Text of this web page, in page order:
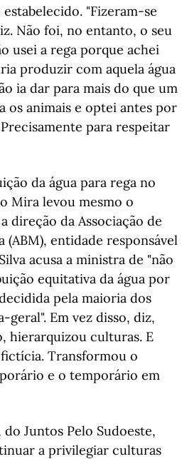
"Fizeram-se
Não foi, no entanto, o seu
usei a rega porque achei
produzir com aquela água
ia dar para mais do que um
os animais e optei antes por
para respeitar
da água para rega no
Mira levou mesmo o
direção da Associação de
(ABM), entidade responsável
acusa a ministra de "não
equitativa da água por
pela maioria dos
geral". Em vez disso, diz,
hierarquizou culturas. E
Transformou o
e o temporário em
do Juntos Pelo Sudoeste,
a privilegiar culturas